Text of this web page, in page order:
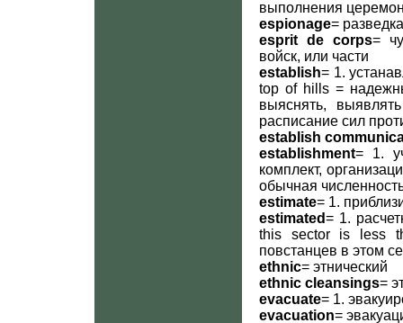
выполнения
espionage=
esprit de corps=
войск, или части
establish= 1.
top of hills =
выяснять,
расписание сил
establish
establishment= 1.
комплект,
обычная
estimate= 1.
estimated= 1.
this sector is less
повстанцев в этом
ethnic= этнический
ethnic cleansings=
evacuate= 1.
evacuation=